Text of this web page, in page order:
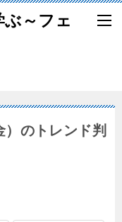
ぶ～フェ
）のトレンド判